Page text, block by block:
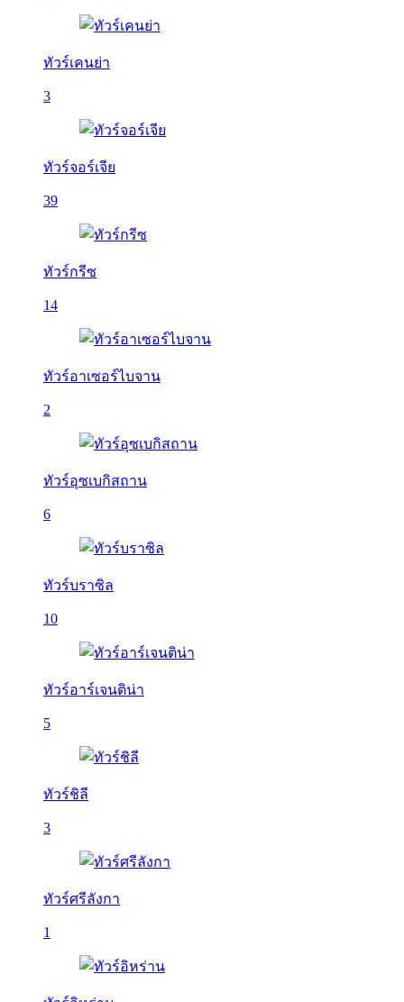
ทัวร์เคนย่า
3
ทัวร์จอร์เจีย
39
ทัวร์กรีซ
14
ทัวร์อาเซอร์ไบจาน
2
ทัวร์อุซเบกิสถาน
6
ทัวร์บราซิล
10
ทัวร์อาร์เจนติน่า
5
ทัวร์ชิลี
3
ทัวร์ศรีลังกา
1